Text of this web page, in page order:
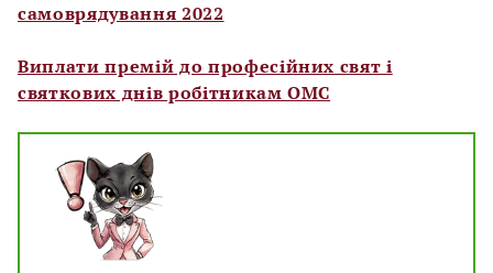
самоврядування 2022
Виплати премій до професійних свят і
святкових днів робітникам ОМС